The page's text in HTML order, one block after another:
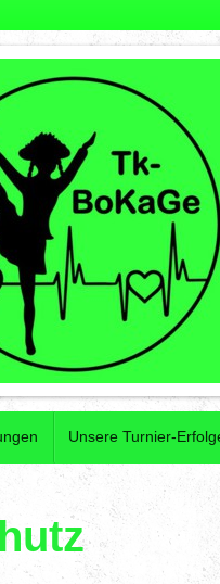
Unsere Turnier-